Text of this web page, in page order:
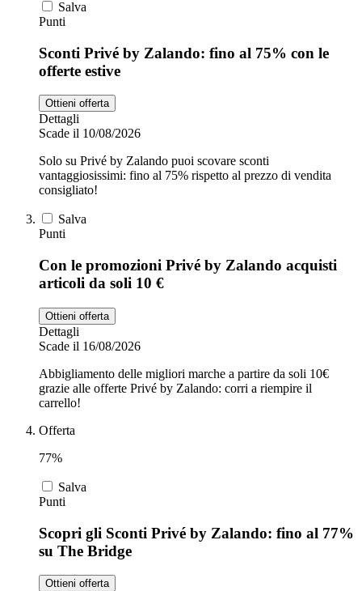
Salva
Punti
Sconti Privé by Zalando: fino al 75% con le
offerte estive
Ottieni offerta
Dettagli
Scade il 10/08/2026
Solo su Privé by Zalando puoi scovare sconti
vantaggiosissimi: fino al 75% rispetto al prezzo di vendita
consigliato!
Salva
Punti
Con le promozioni Privé by Zalando acquisti
articoli da soli 10 €
Ottieni offerta
Dettagli
Scade il 16/08/2026
Abbigliamento delle migliori marche a partire da soli 10€
grazie alle offerte Privé by Zalando: corri a riempire il
carrello!
Offerta
77%
Salva
Punti
Scopri gli Sconti Privé by Zalando: fino al 77%
su The Bridge
Ottieni offerta